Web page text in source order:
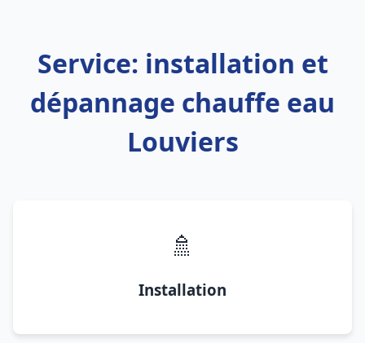
Service: installation et
dépannage chauffe eau
Louviers
🚿
Installation